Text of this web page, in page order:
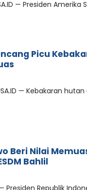
— Presiden
Picu
— Kebakaran
Beri Nilai
Bahlil
— Presiden Republik